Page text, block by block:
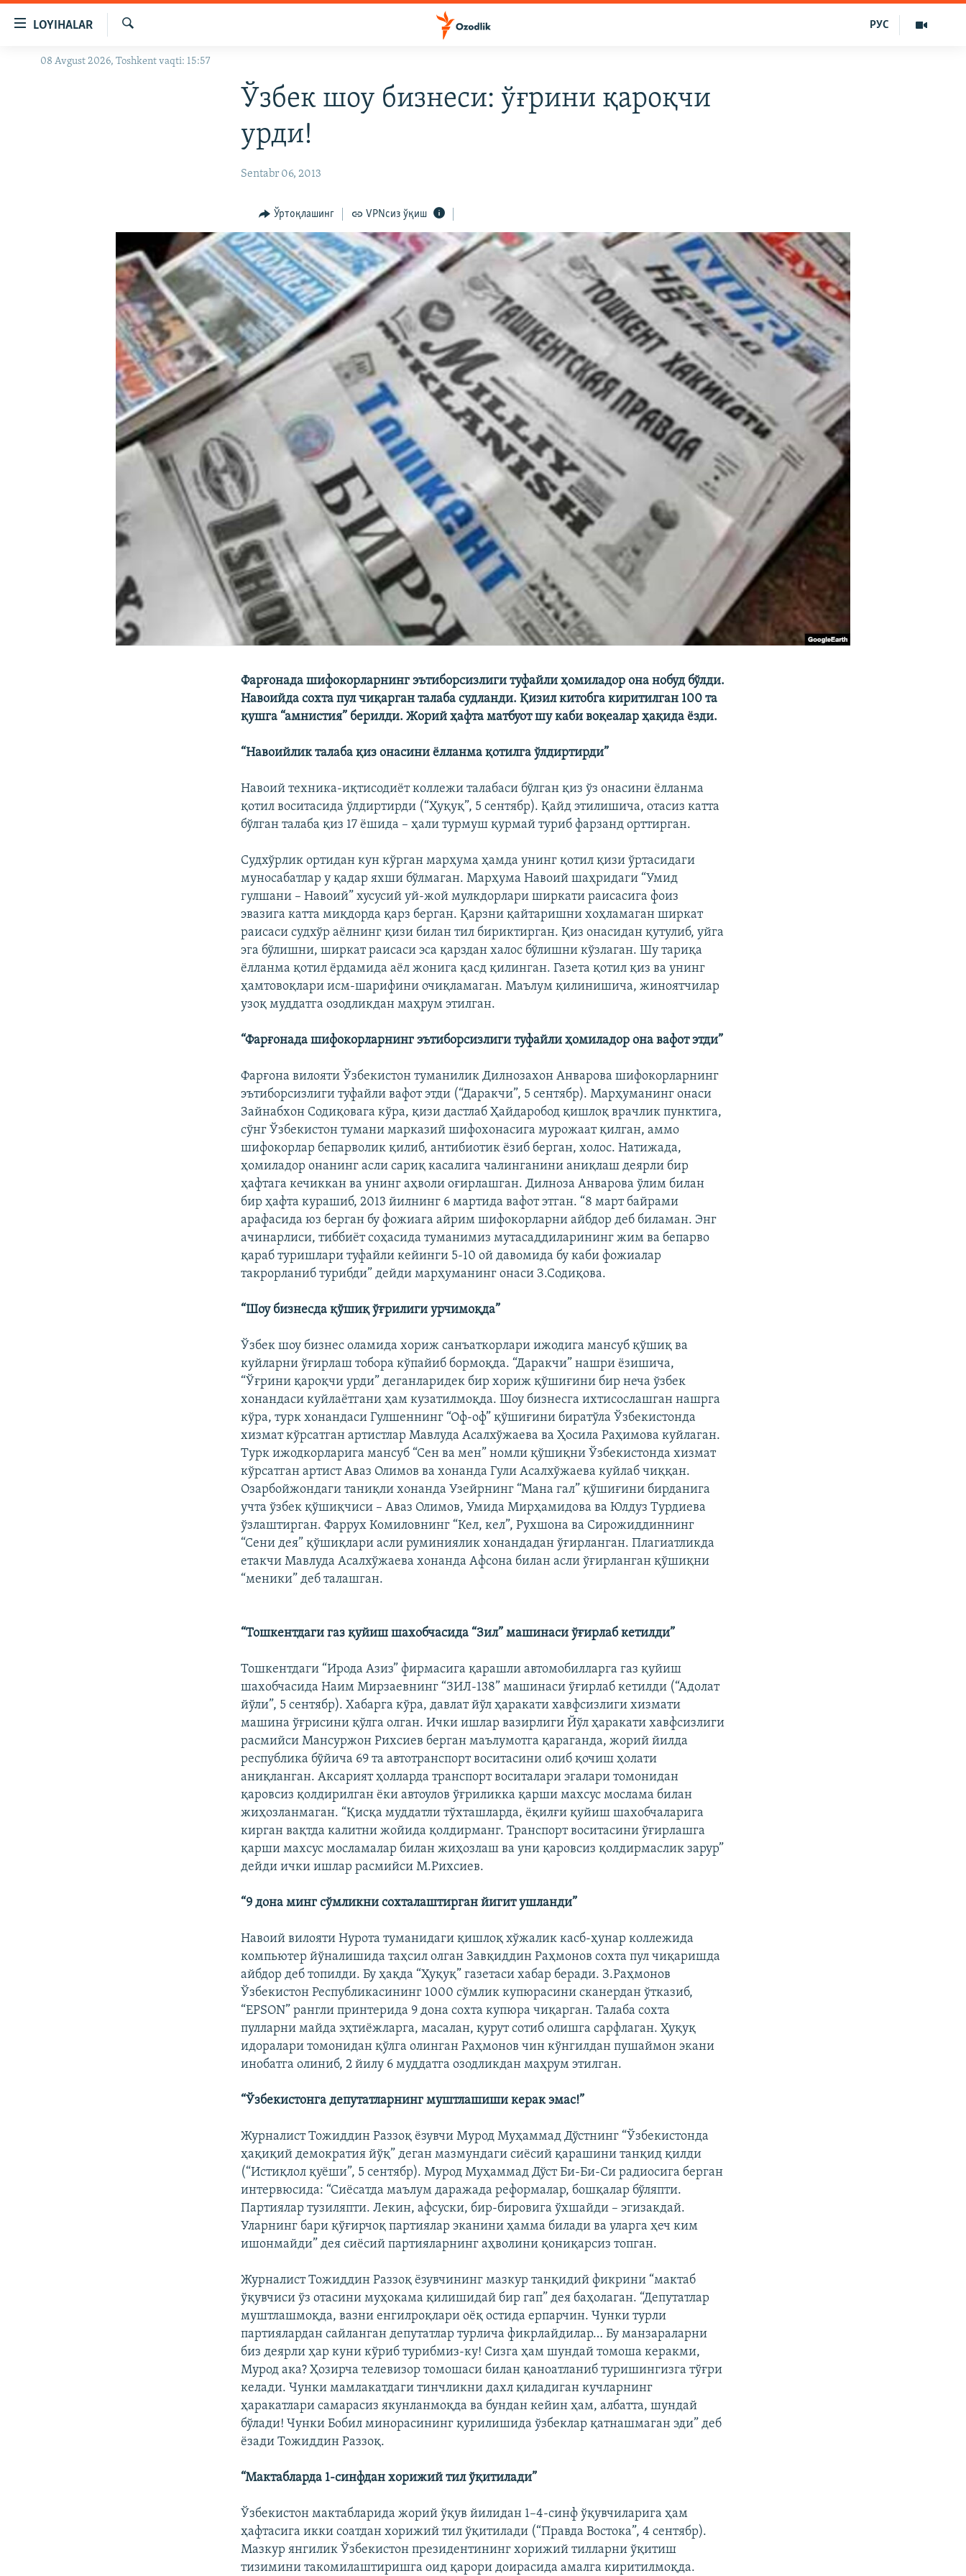
Бош
LOYIHALAR
OZODLIK SURISHTIRUVLARI
Излаш
РУС
08 Avgust 2026, Toshkent vaqti: 15:57
Ўзбек шоу бизнеси: ўғрини қароқчи
урди!
Sentabr 06, 2013
Ўртоқлашинг VPNсиз ўқиш
Фарғонада шифокорларнинг эътиборсизлиги туфайли ҳомиладор она нобуд бўлди.
Навоийда сохта пул чиқарган талаба судланди. Қизил китобга киритилган 100 та
қушга “амнистия” берилди. Жорий ҳафта матбуот шу каби воқеалар ҳақида ёзди.
“Навоийлик талаба қиз онасини ёлланма қотилга ўлдиртирди”
Навоий техника-иқтисодиёт коллежи талабаси бўлган қиз ўз онасини ёлланма
қотил воситасида ўлдиртирди (“Ҳуқуқ”, 5 сентябр). Қайд этилишича, отасиз катта
бўлган талаба қиз 17 ёшида – ҳали турмуш қурмай туриб фарзанд орттирган.
Судхўрлик ортидан кун кўрган марҳума ҳамда унинг қотил қизи ўртасидаги
муносабатлар у қадар яхши бўлмаган. Марҳума Навоий шаҳридаги “Умид
гулшани – Навоий” хусусий уй-жой мулкдорлари ширкати раисасига фоиз
эвазига катта миқдорда қарз берган. Қарзни қайтаришни хоҳламаган ширкат
раисаси судхўр аёлнинг қизи билан тил бириктирган. Қиз онасидан қутулиб, уйга
эга бўлишни, ширкат раисаси эса қарздан халос бўлишни кўзлаган. Шу тариқа
ёлланма қотил ёрдамида аёл жонига қасд қилинган. Газета қотил қиз ва унинг
ҳамтовоқлари исм-шарифини очиқламаган. Маълум қилинишича, жиноятчилар
узоқ муддатга озодликдан маҳрум этилган.
“Фарғонада шифокорларнинг эътиборсизлиги туфайли ҳомиладор она вафот этди”
Фарғона вилояти Ўзбекистон туманилик Дилнозахон Анварова шифокорларнинг
эътиборсизлиги туфайли вафот этди (“Даракчи”, 5 сентябр). Марҳуманинг онаси
Зайнабхон Содиқовага кўра, қизи дастлаб Ҳайдаробод қишлоқ врачлик пунктига,
сўнг Ўзбекистон тумани марказий шифохонасига мурожаат қилган, аммо
шифокорлар бепарволик қилиб, антибиотик ёзиб берган, холос. Натижада,
ҳомиладор онанинг асли сариқ касалига чалинганини аниқлаш деярли бир
ҳафтага кечиккан ва унинг аҳволи оғирлашган. Дилноза Анварова ўлим билан
бир ҳафта курашиб, 2013 йилнинг 6 мартида вафот этган. “8 март байрами
арафасида юз берган бу фожиага айрим шифокорларни айбдор деб биламан. Энг
ачинарлиси, тиббиёт соҳасида туманимиз мутасаддиларининг жим ва бепарво
қараб туришлари туфайли кейинги 5-10 ой давомида бу каби фожиалар
такрорланиб турибди” дейди марҳуманинг онаси З.Содиқова.
“Шоу бизнесда қўшиқ ўғрилиги урчимоқда”
Ўзбек шоу бизнес оламида хориж санъаткорлари ижодига мансуб қўшиқ ва
куйларни ўғирлаш тобора кўпайиб бормоқда. “Даракчи” нашри ёзишича,
“Ўғрини қароқчи урди” деганларидек бир хориж қўшиғини бир неча ўзбек
хонандаси куйлаётгани ҳам кузатилмоқда. Шоу бизнесга ихтисослашган нашрга
кўра, турк хонандаси Гулшеннинг “Оф-оф” қўшиғини биратўла Ўзбекистонда
хизмат кўрсатган артистлар Мавлуда Асалхўжаева ва Ҳосила Раҳимова куйлаган.
Турк ижодкорларига мансуб “Сен ва мен” номли қўшиқни Ўзбекистонда хизмат
кўрсатган артист Аваз Олимов ва хонанда Гули Асалхўжаева куйлаб чиққан.
Озарбойжондаги таниқли хонанда Узейрнинг “Мана гал” қўшиғини бирданига
учта ўзбек қўшиқчиси – Аваз Олимов, Умида Мирҳамидова ва Юлдуз Турдиева
ўзлаштирган. Фаррух Комиловнинг “Кел, кел”, Рухшона ва Сирожиддиннинг
“Сени дея” қўшиқлари асли руминиялик хонандадан ўғирланган. Плагиатликда
етакчи Мавлуда Асалхўжаева хонанда Афсона билан асли ўғирланган қўшиқни
“меники” деб талашган.
“Тошкентдаги газ қуйиш шахобчасида “Зил” машинаси ўғирлаб кетилди”
Тошкентдаги “Ирода Азиз” фирмасига қарашли автомобилларга газ қуйиш
шахобчасида Наим Мирзаевнинг “ЗИЛ-138” машинаси ўғирлаб кетилди (“Адолат
йўли”, 5 сентябр). Хабарга кўра, давлат йўл ҳаракати хавфсизлиги хизмати
машина ўғрисини қўлга олган. Ички ишлар вазирлиги Йўл ҳаракати хавфсизлиги
расмийси Мансуржон Рихсиев берган маълумотга қараганда, жорий йилда
республика бўйича 69 та автотранспорт воситасини олиб қочиш ҳолати
аниқланган. Аксарият ҳолларда транспорт воситалари эгалари томонидан
қаровсиз қолдирилган ёки автоулов ўғриликка қарши махсус мослама билан
жиҳозланмаган. “Қисқа муддатли тўхташларда, ёқилғи қуйиш шахобчаларига
кирган вақтда калитни жойида қолдирманг. Транспорт воситасини ўғирлашга
қарши махсус мосламалар билан жиҳозлаш ва уни қаровсиз қолдирмаслик зарур”
дейди ички ишлар расмийси М.Рихсиев.
“9 дона минг сўмликни сохталаштирган йигит ушланди”
Навоий вилояти Нурота туманидаги қишлоқ хўжалик касб-ҳунар коллежида
компьютер йўналишида таҳсил олган Завқиддин Раҳмонов сохта пул чиқаришда
айбдор деб топилди. Бу ҳақда “Ҳуқуқ” газетаси хабар беради. З.Раҳмонов
Ўзбекистон Республикасининг 1000 сўмлик купюрасини сканердан ўтказиб,
“EPSON” рангли принтерида 9 дона сохта купюра чиқарган. Талаба сохта
пулларни майда эҳтиёжларга, масалан, қурут сотиб олишга сарфлаган. Ҳуқуқ
идоралари томонидан қўлга олинган Раҳмонов чин кўнгилдан пушаймон экани
инобатга олиниб, 2 йилу 6 муддатга озодликдан маҳрум этилган.
“Ўзбекистонга депутатларнинг муштлашиши керак эмас!”
Журналист Тожиддин Раззоқ ёзувчи Мурод Муҳаммад Дўстнинг “Ўзбекистонда
ҳақиқий демократия йўқ” деган мазмундаги сиёсий қарашини танқид қилди
(“Истиқлол қуёши”, 5 сентябр). Мурод Муҳаммад Дўст Би-Би-Си радиосига берган
интервюсида: “Сиёсатда маълум даражада реформалар, бошқалар бўляпти.
Партиялар тузиляпти. Лекин, афсуски, бир-бировига ўхшайди – эгизакдай.
Уларнинг бари қўғирчоқ партиялар эканини ҳамма билади ва уларга ҳеч ким
ишонмайди” дея сиёсий партияларнинг аҳволини қониқарсиз топган.
Журналист Тожиддин Раззоқ ёзувчининг мазкур танқидий фикрини “мактаб
ўқувчиси ўз отасини муҳокама қилишидай бир гап” дея баҳолаган. “Депутатлар
муштлашмоқда, вазни енгилроқлари оёқ остида ерпарчин. Чунки турли
партиялардан сайланган депутатлар турлича фикрлайдилар… Бу манзараларни
биз деярли ҳар куни кўриб турибмиз-ку! Сизга ҳам шундай томоша керакми,
Мурод ака? Ҳозирча телевизор томошаси билан қаноатланиб туришингизга тўғри
келади. Чунки мамлакатдаги тинчликни дахл қиладиган кучларнинг
ҳаракатлари самарасиз якунланмоқда ва бундан кейин ҳам, албатта, шундай
бўлади! Чунки Бобил минорасининг қурилишида ўзбеклар қатнашмаган эди” деб
ёзади Тожиддин Раззоқ.
“Мактабларда 1-синфдан хорижий тил ўқитилади”
Ўзбекистон мактабларида жорий ўқув йилидан 1–4-синф ўқувчиларига ҳам
ҳафтасига икки соатдан хорижий тил ўқитилади (“Правда Востока”, 4 сентябр).
Мазкур янгилик Ўзбекистон президентининг хорижий тилларни ўқитиш
тизимини такомилаштиришга оид қарори доирасида амалга киритилмоқда.